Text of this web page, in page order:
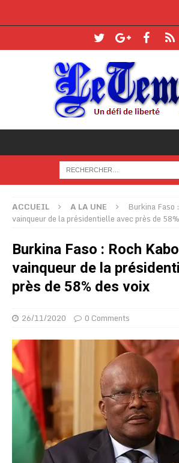
ACCUEIL A LA UNE
Burkina Faso
vainqueur de la présidentielle avec près de
Burkina Faso : Roch
vainqueur de la
près de 58% des voix
26/11/2020 0 Comments